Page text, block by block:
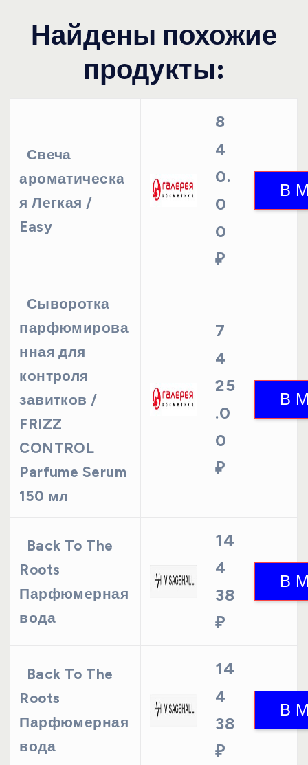
Найдены похожие
продукты:
Свеча
ароматическа
я Легкая /
Easy
8
4
0.
0
0
₽
Сыворотка
парфюмирова
нная для
контроля
завитков /
FRIZZ
CONTROL
Parfume Serum
150 мл
7
4
25
.0
0
₽
Back To The
Roots
Парфюмерная
вода
14
4
38
₽
Back To The
Roots
Парфюмерная
вода
14
4
38
₽